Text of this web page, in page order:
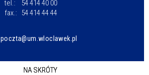
tel.:
54 414 40 00
fax.:
54 414 44 44
poczta@um.wloclawek.pl
NA SKRÓTY